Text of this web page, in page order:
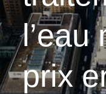
l’eau
prix